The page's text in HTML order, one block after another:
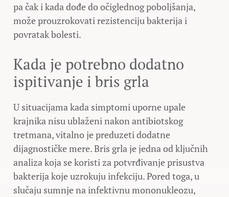
pa čak i kada dođe do očiglednog poboljšanja,
može prouzrokovati rezistenciju bakterija i
povratak bolesti.
Kada je potrebno dodatno
ispitivanje i bris grla
U situacijama kada simptomi uporne upale
krajnika nisu ublaženi nakon antibiotskog
tretmana, vitalno je preduzeti dodatne
dijagnostičke mere. Bris grla je jedna od ključnih
analiza koja se koristi za potvrđivanje prisustva
bakterija koje uzrokuju infekciju. Pored toga, u
slučaju sumnje na infektivnu mononukleozu,